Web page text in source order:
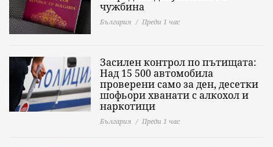
чужбина
България Преди 1 час
Засилен контрол по пътищата:
Над 15 500 автомобила
проверени само за ден, десетки
шофьори хванати с алкохол и
наркотици
България Преди 1 час